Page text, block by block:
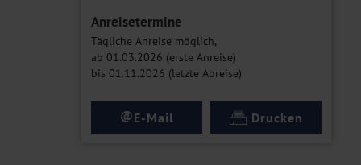
Anreisetermine
Tägliche Anreise möglich,
ab 01.03.2026 (erste Anreise)
bis 01.11.2026 (letzte Abreise)
@E-Mail Drucken